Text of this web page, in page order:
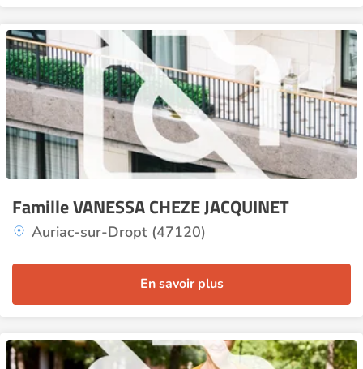
Famille VANESSA CHEZE JACQUINET
Auriac-sur-Dropt (47120)
En savoir plus